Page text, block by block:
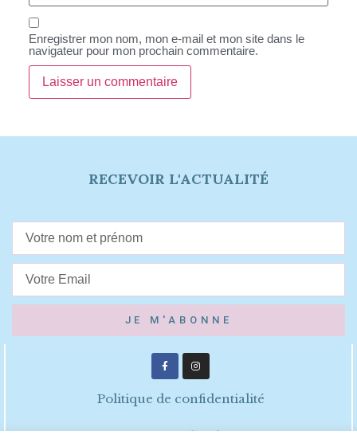
Enregistrer mon nom, mon e-mail et mon site dans le
navigateur pour mon prochain commentaire.
Politique de confidentialité
RECEVOIR L'ACTUALITÉ
JE M'ABONNE